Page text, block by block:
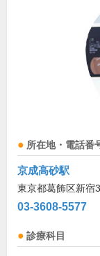
所在地・電話番
京成高砂駅
東京都葛飾区新宿
03-3608-5577
診療科目